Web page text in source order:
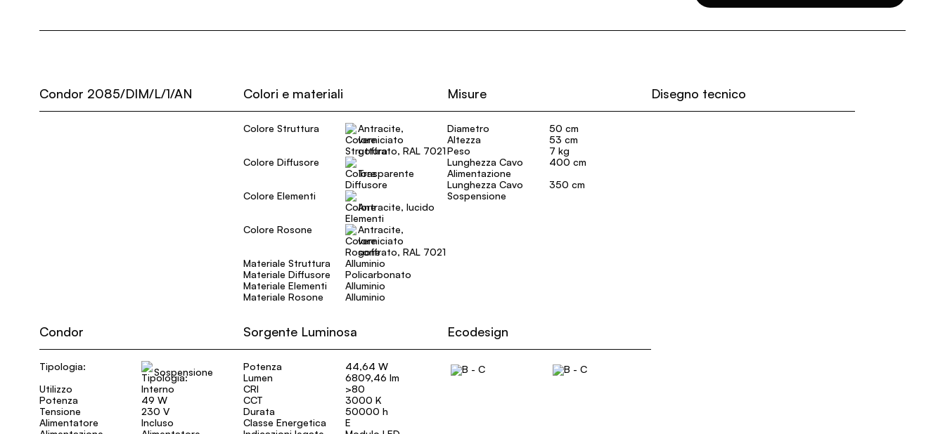
Condor 2085/DIM/L/1/AN Colori e materiali
Colore Struttura
Antracite,
verniciato
goffrato, RAL 7021
Colore Diffusore
Trasparente
Colore Elementi
Antracite, lucido
Colore Rosone
Antracite,
verniciato
goffrato, RAL 7021
Materiale Struttura
Alluminio
Materiale Diffusore
Policarbonato
Materiale Elementi
Alluminio
Materiale Rosone
Alluminio
Misure
Diametro
50 cm
Altezza
53 cm
Peso
7 kg
Lunghezza Cavo
Alimentazione
400 cm
Lunghezza Cavo
Sospensione
350 cm
Disegno tecnico
Condor
Tipologia:
Sospensione
Utilizzo
Interno
Potenza
49 W
Tensione
230 V
Alimentatore
Incluso
Sorgente Luminosa
Potenza
44,64 W
Lumen
6809,46 lm
CRI
>80
CCT
3000 K
Durata
50000 h
Classe Energetica
E
Ecodesign